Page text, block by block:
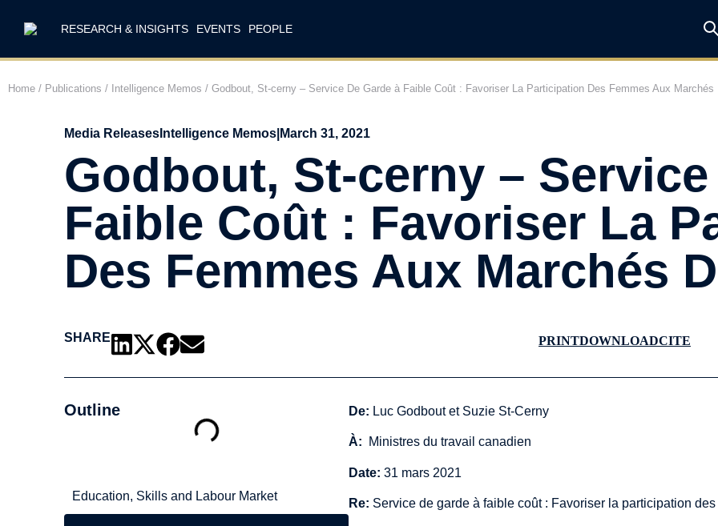
RESEARCH & INSIGHTS EVENTS PEOPLE
Home / Publications / Intelligence Memos / Godbout, St-cerny – Service De Garde à Faible Coût : Favoriser La Participation Des Femmes Aux Marchés
Media Releases Intelligence Memos March 31, 2021
Godbout, St-cerny – Service
Faible Coût : Favoriser La
Des Femmes Aux Marchés
SHARE PRINTDOWNLOADCITE
Outline
Education, Skills and Labour Market
De: Luc Godbout et Suzie St-Cerny
À: Ministres du travail canadien
Date: 31 mars 2021
Re: Service de garde à faible coût : Favoriser la participation